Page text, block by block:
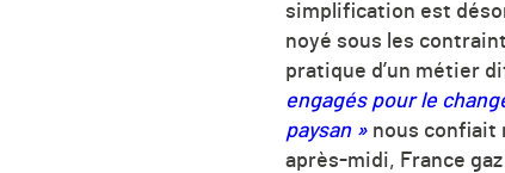
simplification est
noyé sous les
pratique d’un métier
engagés pour le
paysan » nous confiait
après-midi, France